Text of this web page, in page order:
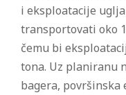
i eksploatacije
transportovati oko
čemu bi
tona. Uz planiranu
bagera, površinska